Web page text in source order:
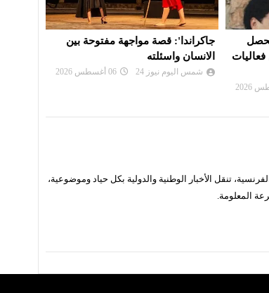
بين
فرقة روندو فينيزيانو الإيطالية.. عندما
تتحول الموسيقى إلى ذاكرة حية
شمس اليوم نيوز 24 05 أغسطس 2026
تنقل الأخبار الوطنية والدولية بكل حياد وموضوعية،
المعلومة.